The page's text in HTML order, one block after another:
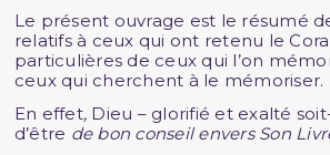
Le présent ouvrage est le résumé
relatifs à ceux qui ont retenu le
particulières de ceux qui l’on
ceux qui cherchent à le mémoriser.
En effet, Dieu – glorifié et exalté
d’être de bon conseil envers Son